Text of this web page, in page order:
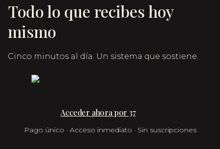
Todo lo que recibes hoy
mismo
Cinco minutos al día. Un sistema que sostiene.
Acceder ahora por 37
Pago único · Acceso inmediato · Sin suscripciones